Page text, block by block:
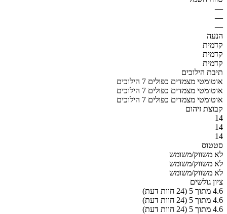
—
—
—
הנעה
קדמית
קדמית
קדמית
תיבת הילוכים
אוטומטי מצמדים כפולים 7 הילוכים
אוטומטי מצמדים כפולים 7 הילוכים
אוטומטי מצמדים כפולים 7 הילוכים
קבוצת זיהום
14
14
14
סטטוס
לא משווק/משומש
לא משווק/משומש
לא משווק/משומש
ציון גולשים
4.6 מתוך 5 (24 חוות דעת)
4.6 מתוך 5 (24 חוות דעת)
4.6 מתוך 5 (24 חוות דעת)